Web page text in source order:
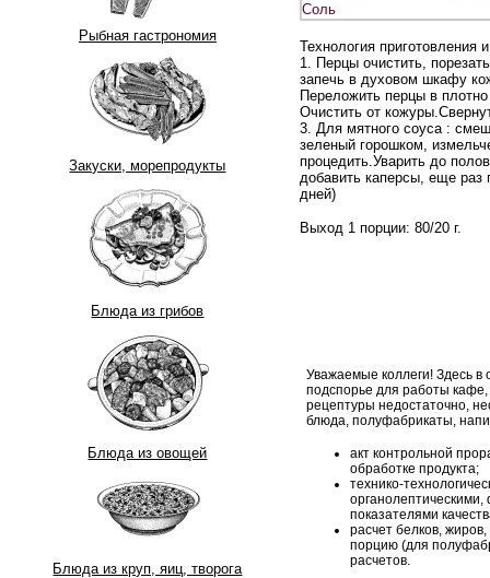
Рыбная гастрономия
Закуски, морепродукты
Блюда из грибов
Блюда из овощей
Блюда из круп, яиц, творога
Соль
Технология приготовления
1. Перцы очистить,
запечь в духовом шкафу
Переложить перцы в
Очистить от
3. Для мятного соуса :
зеленый горошком,
процедить.Уварить до
добавить каперсы, еще раз
дней)
Выход 1 порции: 80/20 г.
Уважаемые коллеги! Здесь
подспорье для работы
рецептуры недостаточно,
блюда, полуфабрикаты,
акт контрольной
обработке продукта;
технико-
показателями
расчет белков,
порцию (для
расчетов.